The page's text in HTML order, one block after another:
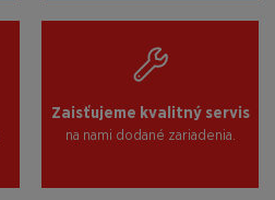
Zaisťujeme kvalitný servis
na nami dodané zariadenia.